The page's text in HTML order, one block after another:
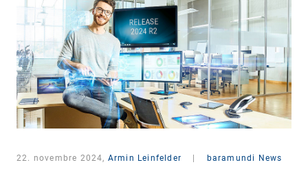
22. novembre 2024, Armin Leinfelder baramundi News